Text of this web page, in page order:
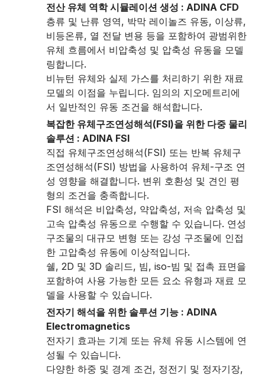
전산 유체 역학 시뮬레이션 생성 : ADINA CFD
층류 및 난류 영역, 박막 레이놀즈 유동, 이상류,
비등온류, 열 전달 변용 등을 포함하여 광범위한
유체 흐름에서 비압축성 및 압축성 유동을 모델
링합니다.
비뉴턴 유체와 실제 가스를 처리하기 위한 재료
모델의 이점을 누립니다. 임의의 지오메트리에
서 일반적인 유동 조건을 해석합니다.
복잡한 유체구조연성해석(FSI)을 위한 다중 물리
솔루션 : ADINA FSI
직접 유체구조연성해석(FSI) 또는 반복 유체구
조연성해석(FSI) 방법을 사용하여 유체-구조 연
성 영향을 해결합니다. 변위 호환성 및 견인 평
형의 조건을 충족합니다.
FSI 해석은 비압축성, 약압축성, 저속 압축성 및
고속 압축성 유동으로 수행할 수 있습니다. 연성
구조물의 대규모 변형 또는 강성 구조물에 인접
한 고압축성 유동에 이상적입니다.
쉘, 2D 및 3D 솔리드, 빔, iso-빔 및 접촉 표면을
포함하여 사용 가능한 모든 요소 유형과 재료 모
델을 사용할 수 있습니다.
전자기 해석을 위한 솔루션 기능 : ADINA
Electromagnetics
전자기 효과는 기계 또는 유체 유동 시스템에 연
성될 수 있습니다.
다양한 하중 및 경계 조건, 정전기 및 정자기장,